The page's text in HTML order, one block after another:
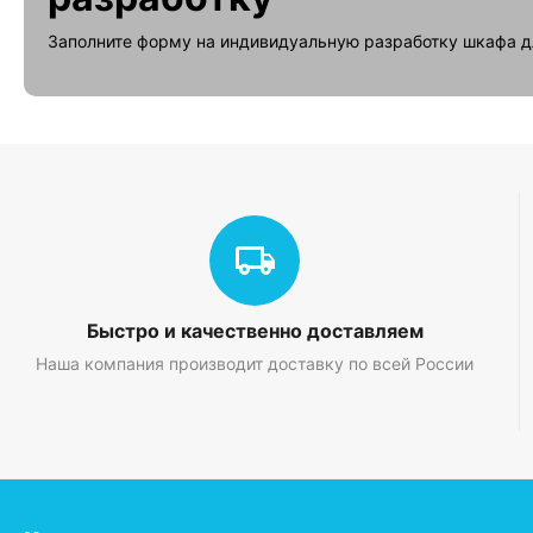
Преимущества:
Пылевлагозащищенность: IP54;
Не требует заземления;
Стойкость к ультрафиолетовым лучам;
Поддержка системы АСКУЭ без помех для передачи
Особенности:
Линейка Basic использует компоненты от известных
включены в комплект). Упаковка в коробку из под
Заполните форму на индивидуальную разработку шкафа
Быстро и качественно доставляем
Наша компания производит доставку по всей России